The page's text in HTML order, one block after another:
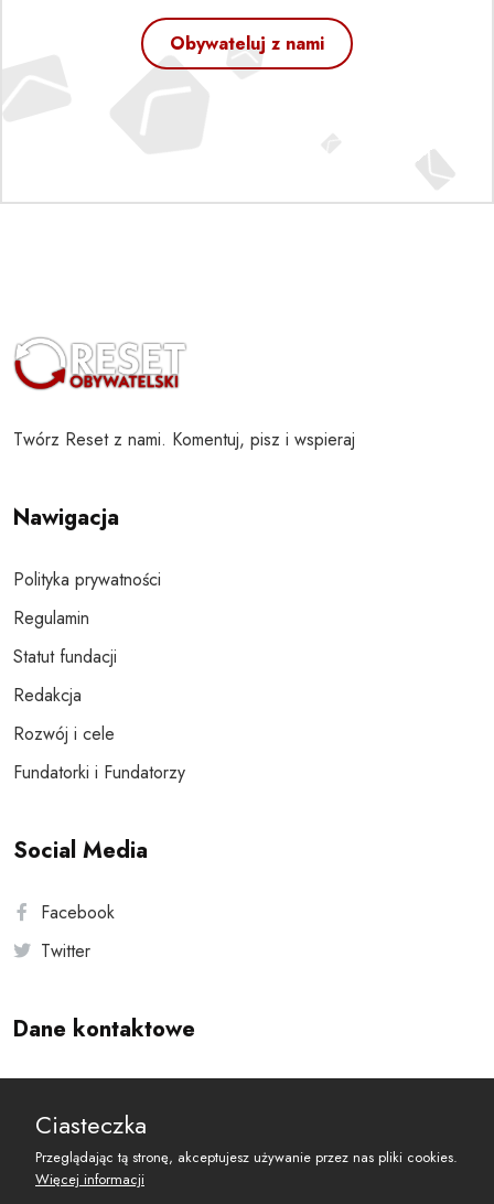
Obywateluj z nami
Twórz Reset z nami. Komentuj, pisz i wspieraj
Nawigacja
Polityka prywatności
Regulamin
Statut fundacji
Redakcja
Rozwój i cele
Fundatorki i Fundatorzy
Social Media
Facebook
Twitter
Dane kontaktowe
reset@resetobywatelski.pl
Ciasteczka
Przeglądając tą stronę, akceptujesz używanie przez nas pliki cookies.
Więcej informacji